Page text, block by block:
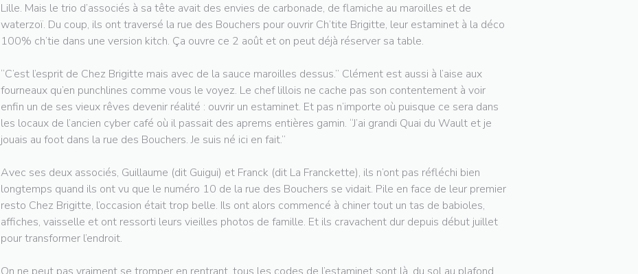
Lille. Mais le trio d’associés à sa tête avait des envies de carbonade, de flamiche au maroilles et de
waterzoï. Du coup, ils ont traversé la rue des Bouchers pour ouvrir Ch’tite Brigitte, leur estaminet à la déco
100% ch’tie dans une version kitch. Ça ouvre ce 2 août et on peut déjà réserver sa table.
“C’est l’esprit de Chez Brigitte mais avec de la sauce maroilles dessus.” Clément est aussi à l’aise aux
fourneaux qu’en punchlines comme vous le voyez. Le chef lillois ne cache pas son contentement à voir
enfin un de ses vieux rêves devenir réalité : ouvrir un estaminet. Et pas n’importe où puisque ce sera dans
les locaux de l’ancien cyber café où il passait des aprems entières gamin. “J’ai grandi Quai du Wault et je
jouais au foot dans la rue des Bouchers. Je suis né ici en fait.”
Avec ses deux associés, Guillaume (dit Guigui) et Franck (dit La Franckette), ils n’ont pas réfléchi bien
longtemps quand ils ont vu que le numéro 10 de la rue des Bouchers se vidait. Pile en face de leur premier
resto Chez Brigitte, l’occasion était trop belle. Ils ont alors commencé à chiner tout un tas de babioles,
affiches, vaisselle et ont ressorti leurs vieilles photos de famille. Et ils cravachent dur depuis début juillet
pour transformer l’endroit.